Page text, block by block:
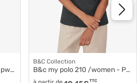
B&C Collection
B&c my polo 210 /women - Polo manches courtes coton pw463
TTC